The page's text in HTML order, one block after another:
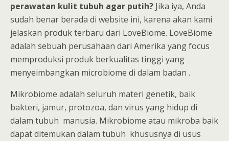
perawatan kulit tubuh agar putih? Jika iya, Anda
sudah benar berada di website ini, karena akan kami
jelaskan produk terbaru dari LoveBiome. LoveBiome
adalah sebuah perusahaan dari Amerika yang focus
memproduksi produk berkualitas tinggi yang
menyeimbangkan microbiome di dalam badan .
Mikrobiome adalah seluruh materi genetik, baik
bakteri, jamur, protozoa, dan virus yang hidup di
dalam tubuh manusia. Mikrobiome atau mikroba baik
dapat ditemukan dalam tubuh khususnya di usus